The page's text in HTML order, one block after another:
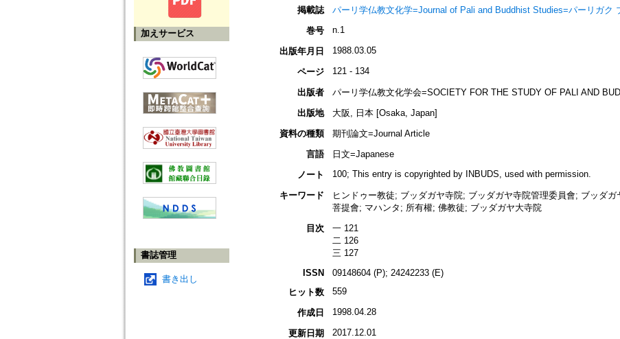
加えサービス
書誌管理
書き出し
掲載誌
パーリ学仏教文化学=Journal of Pali and Buddhist Studies=パーリガク
巻号
n.1
出版年月日 1988.03.05
ページ 121 - 134
出版者
パーリ学仏教文化学会=SOCIETY FOR THE STUDY OF PALI AND
出版地
大阪, 日本 [Osaka, Japan]
資料の種類
期刊論文=Journal Article
言語
日文=Japanese
ノート
100; This entry is copyrighted by INBUDS, used with permission.
キーワード
ヒンドゥー教徒; ブッダガヤ寺院; ブッダガヤ寺院管理委員會; ブッダ
菩提會; マハンタ; 所有權; 佛教徒; ブッダガヤ大寺院
目次
一 121
二 126
三 127
ISSN
09148604 (P); 24242233 (E)
ヒット数
559
作成日 1998.04.28
更新日期 2017.12.01